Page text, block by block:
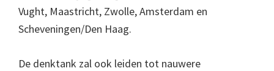
Vught, Maastricht, Zwolle, Amsterdam en
Scheveningen/Den Haag.
De denktank zal ook leiden tot nauwere